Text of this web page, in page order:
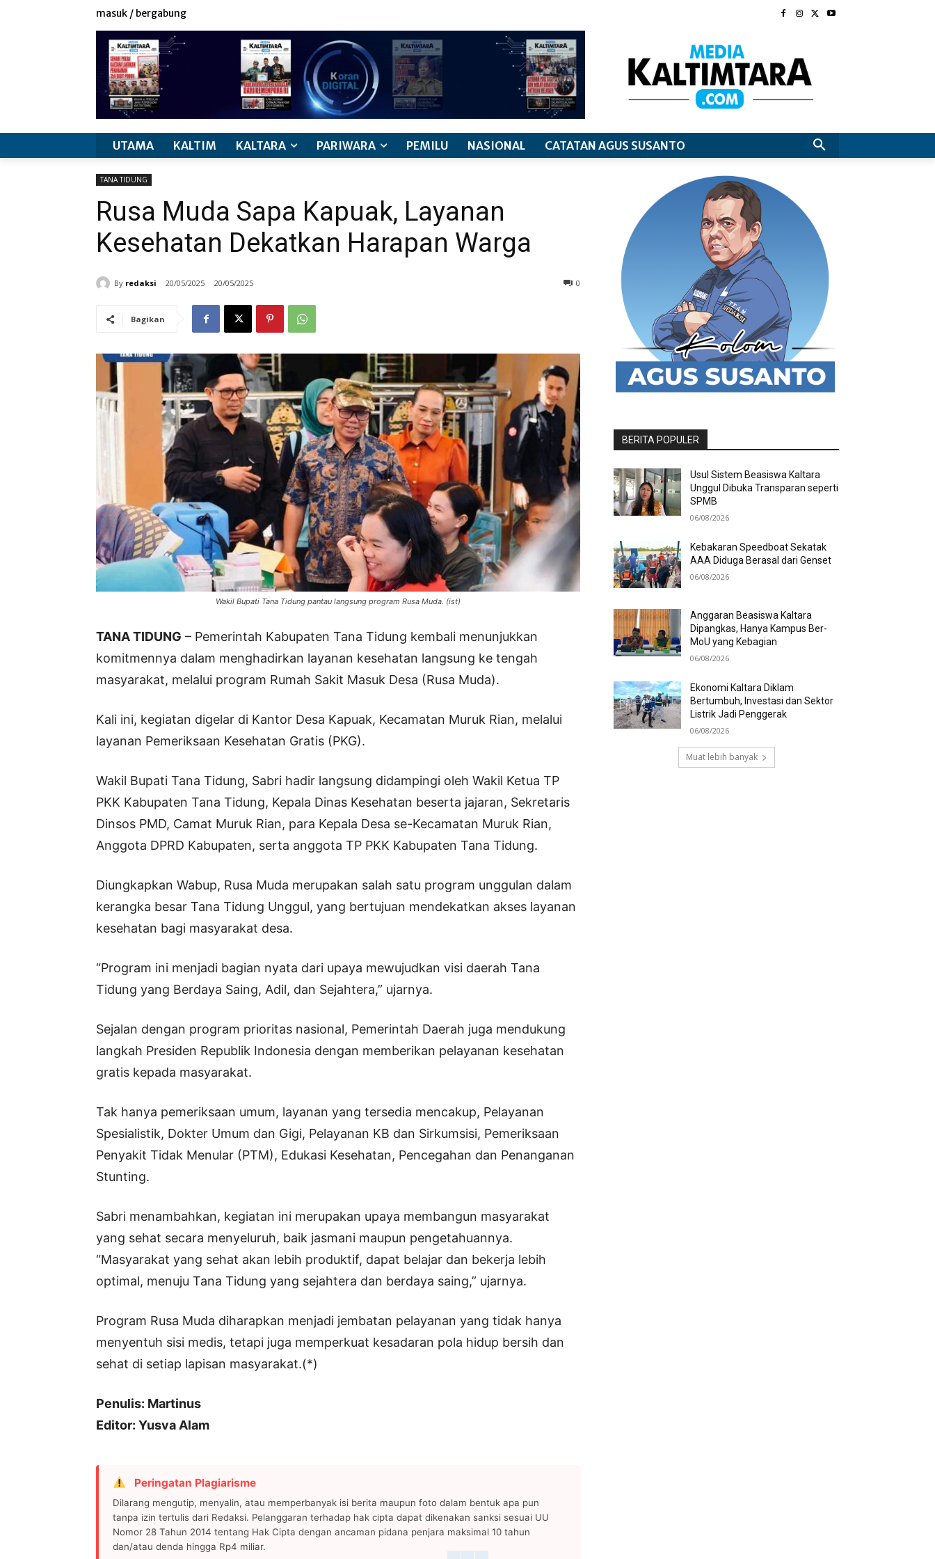
masuk / bergabung
UTAMA KALTIM KALTARA PARIWARA PEMILU NASIONAL CATATAN AGUS SUSANTO
TANA TIDUNG
Rusa Muda Sapa Kapuak, Layanan
Kesehatan Dekatkan Harapan Warga
By redaksi 20/05/2025 20/05/2025 0
Bagikan
Wakil Bupati Tana Tidung pantau langsung program Rusa Muda. (ist)
TANA TIDUNG – Pemerintah Kabupaten Tana Tidung kembali menunjukkan
komitmennya dalam menghadirkan layanan kesehatan langsung ke tengah
masyarakat, melalui program Rumah Sakit Masuk Desa (Rusa Muda).
Kali ini, kegiatan digelar di Kantor Desa Kapuak, Kecamatan Muruk Rian, melalui
layanan Pemeriksaan Kesehatan Gratis (PKG).
Wakil Bupati Tana Tidung, Sabri hadir langsung didampingi oleh Wakil Ketua TP
PKK Kabupaten Tana Tidung, Kepala Dinas Kesehatan beserta jajaran, Sekretaris
Dinsos PMD, Camat Muruk Rian, para Kepala Desa se-Kecamatan Muruk Rian,
Anggota DPRD Kabupaten, serta anggota TP PKK Kabupaten Tana Tidung.
Diungkapkan Wabup, Rusa Muda merupakan salah satu program unggulan dalam
kerangka besar Tana Tidung Unggul, yang bertujuan mendekatkan akses layanan
kesehatan bagi masyarakat desa.
“Program ini menjadi bagian nyata dari upaya mewujudkan visi daerah Tana
Tidung yang Berdaya Saing, Adil, dan Sejahtera,” ujarnya.
Sejalan dengan program prioritas nasional, Pemerintah Daerah juga mendukung
langkah Presiden Republik Indonesia dengan memberikan pelayanan kesehatan
gratis kepada masyarakat.
Tak hanya pemeriksaan umum, layanan yang tersedia mencakup, Pelayanan
Spesialistik, Dokter Umum dan Gigi, Pelayanan KB dan Sirkumsisi, Pemeriksaan
Penyakit Tidak Menular (PTM), Edukasi Kesehatan, Pencegahan dan Penanganan
Stunting.
Sabri menambahkan, kegiatan ini merupakan upaya membangun masyarakat
yang sehat secara menyeluruh, baik jasmani maupun pengetahuannya.
“Masyarakat yang sehat akan lebih produktif, dapat belajar dan bekerja lebih
optimal, menuju Tana Tidung yang sejahtera dan berdaya saing,” ujarnya.
Program Rusa Muda diharapkan menjadi jembatan pelayanan yang tidak hanya
menyentuh sisi medis, tetapi juga memperkuat kesadaran pola hidup bersih dan
sehat di setiap lapisan masyarakat.(*)
Penulis: Martinus
Editor: Yusva Alam
Peringatan Plagiarisme
Dilarang mengutip, menyalin, atau memperbanyak isi berita maupun foto dalam bentuk apa pun
tanpa izin tertulis dari Redaksi. Pelanggaran terhadap hak cipta dapat dikenakan sanksi sesuai UU
Nomor 28 Tahun 2014 tentang Hak Cipta dengan ancaman pidana penjara maksimal 10 tahun
dan/atau denda hingga Rp4 miliar.
BERITA POPULER
Usul Sistem Beasiswa Kaltara
Unggul Dibuka Transparan seperti
SPMB
06/08/2026
Kebakaran Speedboat Sekatak
AAA Diduga Berasal dari Genset
06/08/2026
Anggaran Beasiswa Kaltara
Dipangkas, Hanya Kampus Ber-
MoU yang Kebagian
06/08/2026
Ekonomi Kaltara Diklam
Bertumbuh, Investasi dan Sektor
Listrik Jadi Penggerak
06/08/2026
Muat lebih banyak